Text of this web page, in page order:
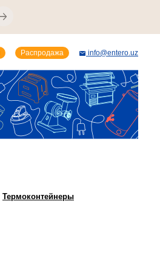
Термоконтейнеры
Распродажа info@entero.uz